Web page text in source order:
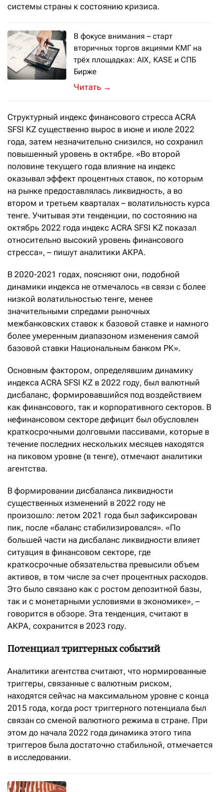
системы страны к состоянию кризиса.
В фокусе внимания – старт
вторичных торгов акциями КМГ на
трёх площадках: AIX, KASE и СПБ
Бирже
Торги синхронизированы по
→
Структурный индекс финансового стресса ACRA
SFSI KZ существенно вырос в июне и июле 2022
года, затем незначительно снизился, но сохранил
повышенный уровень в октябре. «Во второй
половине текущего года влияние на индекс
оказывал эффект процентных ставок, по которым
на рынке предоставлялась ликвидность, а во
втором и третьем кварталах – волатильность курса
тенге. Учитывая эти тенденции, по состоянию на
октябрь 2022 года индекс ACRA SFSI KZ показал
относительно высокий уровень финансового
стресса», – пишут аналитики АКРА.
В 2020-2021 годах, поясняют они, подобной
динамики индекса не отмечалось «в связи с более
низкой волатильностью тенге, менее
значительными спредами рыночных
межбанковских ставок к базовой ставке и намного
более умеренным диапазоном изменения самой
базовой ставки Национальным банком РК».
Основным фактором, определявшим динамику
индекса ACRA SFSI KZ в 2022 году, был валютный
дисбаланс, формировавшийся под воздействием
как финансового, так и корпоративного секторов. В
нефинансовом секторе дефицит был обусловлен
краткосрочными долговыми пассивами, которые в
течение последних нескольких месяцев находятся
на пиковом уровне (в тенге), отмечают аналитики
агентства.
В формировании дисбаланса ликвидности
существенных изменений в 2022 году не
произошло: летом 2021 года был зафиксирован
пик, после «баланс стабилизировался». «По
большей части на дисбаланс ликвидности влияет
ситуация в финансовом секторе, где
краткосрочные обязательства превысили объем
активов, в том числе за счет процентных расходов.
Это было связано как с ростом депозитной базы,
так и с монетарными условиями в экономике», –
говорится в обзоре. Эта тенденция, считают в
АКРА, сохранится в 2023 году.
Потенциал триггерных событий
Аналитики агентства считают, что нормированные
триггеры, связанные с валютным риском,
находятся сейчас на максимальном уровне с конца
2015 года, когда рост триггерного потенциала был
связан со сменой валютного режима в стране. При
этом до начала 2022 года динамика этого типа
триггеров была достаточно стабильной, отмечается
в исследовании.